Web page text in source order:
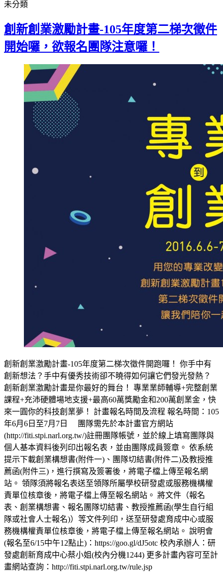
Gmail
未分類
創新創業激勵計畫-105年度第二梯次徵件
開始囉，欲報名團隊注意囉！
創新創業激勵計畫-105年度第二梯次徵件開跑囉！ 你手中有
創新想法？手中有優秀技術卻不曉得如何讓它們發光發熱？
創新創業激勵計畫是你最好的舞台！ 專業業師輔導+完整創業
課程+充沛硬體場地支援+最高60萬獎勵金和200萬創業金，快
來一圓你的科技創業夢！ 計畫報名時間及流程 報名時間：105
年6月6日至7月7日 團隊需先於本計畫官方網站
(http://fiti.stpi.narl.org.tw/)註冊團隊帳號，並於線上填寫團隊與
個人基本資料後列印出報名表，並由團隊成員簽章。 依系統
提示下載創業構想書(附件一)、團隊切結書(附件二)及教授推
薦函(附件三)，進行撰寫及簽署後，將電子檔上傳至報名網
站。 領隊須將報名表送至領隊所屬學校研發處或服務機構權
責單位核章後，將電子檔上傳至報名網站。 將文件（報名
表、創業構想書、報名團隊切結書、教授推薦函(學生自行組
隊或社會人士報名)）等文件列印，送至研發處育成中心或服
務機構權責單位核章後，將電子檔上傳至報名網站。 說明會
(報名至6/15中午12點止)：https://goo.gl/dJ5otc 校內承辦人：研
發處創新育成中心蔡小姐(校內分機1244) 更多計畫內容可至計
畫網站查詢：http://fiti.stpi.narl.org.tw/rule.jsp